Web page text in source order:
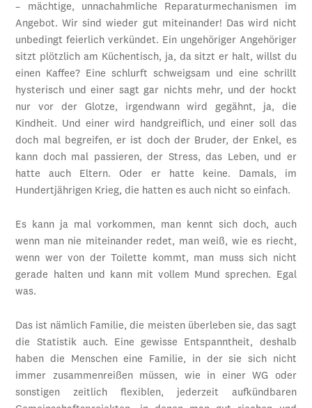
– mächtige, unnachahmliche Reparaturmechanismen im
Angebot. Wir sind wieder gut miteinander! Das wird nicht
unbedingt feierlich verkündet. Ein ungehöriger Angehöriger
sitzt plötzlich am Küchentisch, ja, da sitzt er halt, willst du
einen Kaffee? Eine schlurft schweigsam und eine schrillt
hysterisch und einer sagt gar nichts mehr, und der hockt
nur vor der Glotze, irgendwann wird gegähnt, ja, die
Kindheit. Und einer wird handgreiflich, und einer soll das
doch mal begreifen, er ist doch der Bruder, der Enkel, es
kann doch mal passieren, der Stress, das Leben, und er
hatte auch Eltern. Oder er hatte keine. Damals, im
Hundertjährigen Krieg, die hatten es auch nicht so einfach.
Es kann ja mal vorkommen, man kennt sich doch, auch
wenn man nie miteinander redet, man weiß, wie es riecht,
wenn wer von der Toilette kommt, man muss sich nicht
gerade halten und kann mit vollem Mund sprechen. Egal
was.
Das ist nämlich Familie, die meisten überleben sie, das sagt
die Statistik auch. Eine gewisse Entspanntheit, deshalb
haben die Menschen eine Familie, in der sie sich nicht
immer zusammenreißen müssen, wie in einer WG oder
sonstigen zeitlich flexiblen, jederzeit aufkündbaren